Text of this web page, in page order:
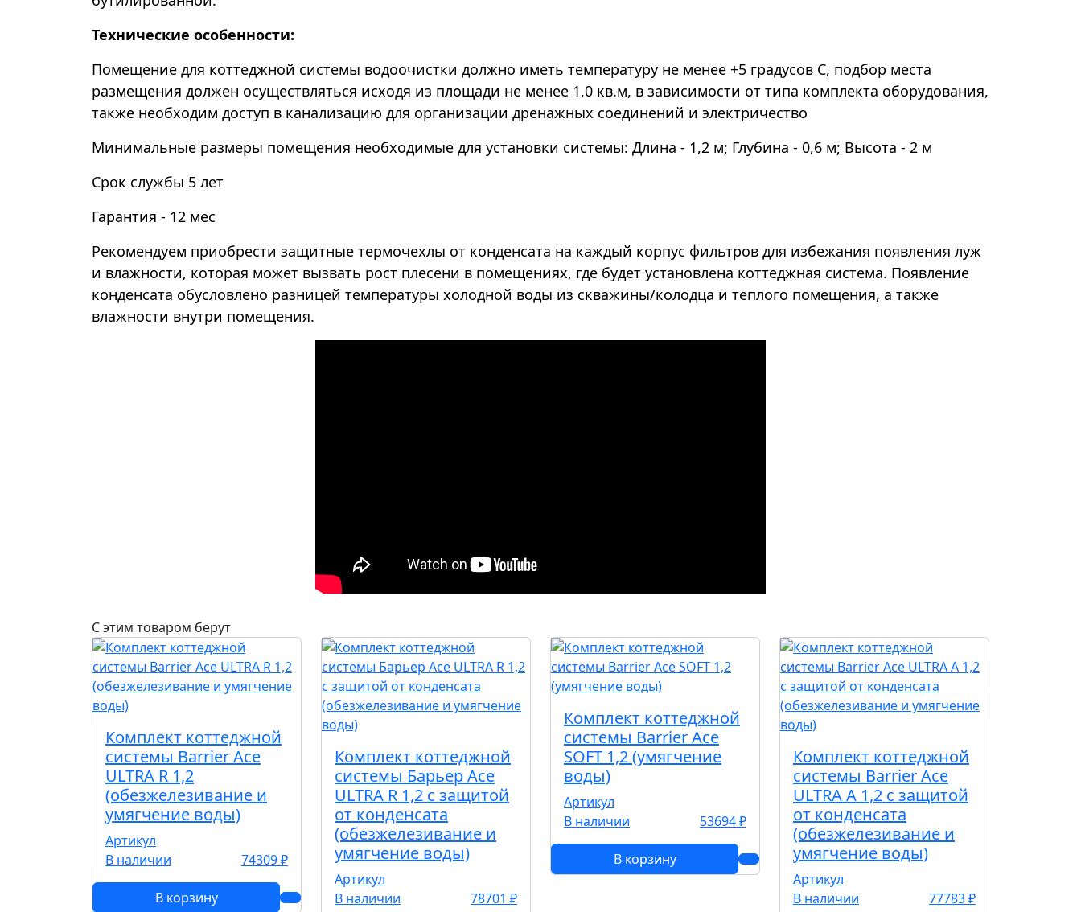
Технические особенности:
Помещение для коттеджной системы водоочистки должно иметь температуру не менее +5 градусов С, подбор места
размещения должен осуществляться исходя из площади не менее 1,0 кв.м, в зависимости от типа комплекта оборудования,
также необходим доступ в канализацию для организации дренажных соединений и электричество
Минимальные размеры помещения необходимые для установки системы: Длина - 1,2 м; Глубина - 0,6 м; Высота - 2 м
Срок службы 5 лет
Гарантия - 12 мес
Рекомендуем приобрести защитные термочехлы от конденсата на каждый корпус фильтров для избежания появления луж
и влажности, которая может вызвать рост плесени в помещениях, где будет установлена коттеджная система. Появление
конденсата обусловлено разницей температуры холодной воды из скважины/колодца и теплого помещения, а также
влажности внутри помещения.
С этим товаром берут
Комплект коттеджной
системы Barrier Ace
ULTRA R 1,2
(обезжелезивание и
умягчение воды)
Артикул
В наличии
74309 ₽
В корзину
Комплект коттеджной
системы Барьер Ace
ULTRA R 1,2 с защитой
от конденсата
(обезжелезивание и
умягчение воды)
Артикул
В наличии
78701 ₽
Комплект коттеджной
системы Barrier Ace
SOFT 1,2 (умягчение
воды)
Артикул
В наличии
53694 ₽
В корзину
Комплект коттеджной
системы Barrier Ace
ULTRA А 1,2 с защитой
от конденсата
(обезжелезивание и
умягчение воды)
Артикул
В наличии
77783 ₽